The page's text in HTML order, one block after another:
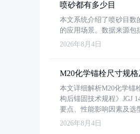
喷砂都有多少目
本文系统介绍了喷砂目数
的应用场景。数据来源包
2026年8月4日
M20化学锚栓尺寸规
本文详细解析M20化学锚
构后锚固技术规程》JGJ
要点、性能影响因素及选
2026年8月4日